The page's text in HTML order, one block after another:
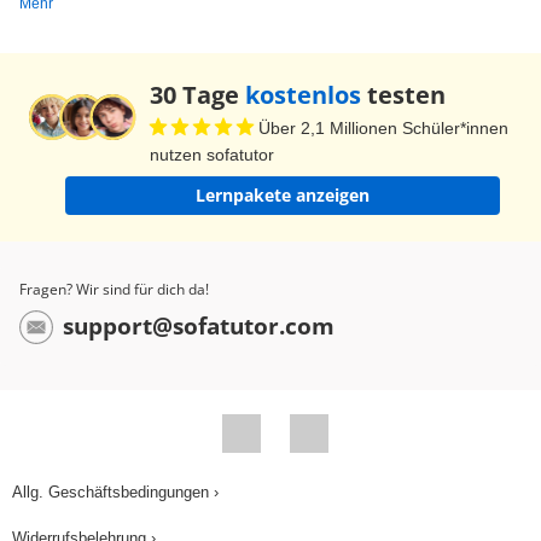
Kästner in seinem Vorwort sehr idyllisch: Da gibt
es ein Kalb namens Eduard, einen Schmetterling
und viel Natur. In Wirklichkeit aber wehte 1933
ein sehr viel rauerer Wind in Deutschland. Es war
Nazionalsozialisten passten, war es ein
30 Tage kostenlostesten
Über 2,1 Millionen Schüler*innen
nutzen sofatutor
Lernpakete anzeigen
Fragen? Wir sind für dich da!
support@sofatutor.com
Allg. Geschäftsbedingungen ›